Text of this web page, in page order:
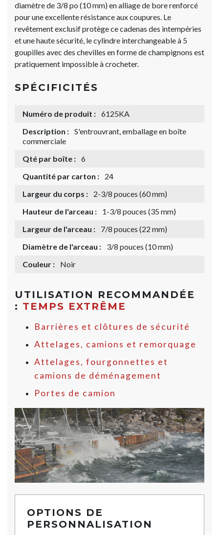
diamètre de 3/8 po (10 mm) en alliage de bore renforcé
pour une excellente résistance aux coupures. Le
revêtement exclusif protège ce cadenas des intempéries
et une haute sécurité, le cylindre interchangeable à 5
goupilles avec des chevilles en forme de champignons est
pratiquement impossible à crocheter.
SPÉCIFICITÉS
Numéro de produit : 6125KA
Description : S'entrouvrant, emballage en boîte
commerciale
Qté par boîte : 6
Quantité par carton :
24
Largeur du corps :
2-3/8 pouces (60 mm)
Hauteur de l'arceau :
1-3/8 pouces (35 mm)
Largeur de l'arceau :
7/8 pouces (22 mm)
Diamètre de l'arceau :
3/8 pouces (10 mm)
Couleur :
Noir
UTILISATION RECOMMANDÉE
: TEMPS EXTRÊME
Barrières et clôtures de sécurité
Attelages, camions et remorquage
Attelages, fourgonnettes et
camions de déménagement
Portes de camion
OPTIONS DE
PERSONNALISATION